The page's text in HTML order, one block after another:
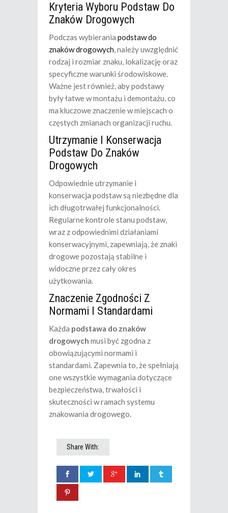
Kryteria Wyboru Podstaw Do
Znaków Drogowych
Podczas wybierania podstaw do
znaków drogowych, należy uwzględnić
rodzaj i rozmiar znaku, lokalizację oraz
specyficzne warunki środowiskowe.
Ważne jest również, aby podstawy
były łatwe w montażu i demontażu, co
ma kluczowe znaczenie w miejscach o
częstych zmianach organizacji ruchu.
Utrzymanie I Konserwacja
Podstaw Do Znaków
Drogowych
Odpowiednie utrzymanie i
konserwacja podstaw są niezbędne dla
ich długotrwałej funkcjonalności.
Regularne kontrole stanu podstaw,
wraz z odpowiednimi działaniami
konserwacyjnymi, zapewniają, że znaki
drogowe pozostają stabilne i
widoczne przez cały okres
użytkowania.
Znaczenie Zgodności Z
Normami I Standardami
Każda podstawa do znaków
drogowych musi być zgodna z
obowiązującymi normami i
standardami. Zapewnia to, że spełniają
one wszystkie wymagania dotyczące
bezpieczeństwa, trwałości i
skuteczności w ramach systemu
znakowania drogowego.
Share With: